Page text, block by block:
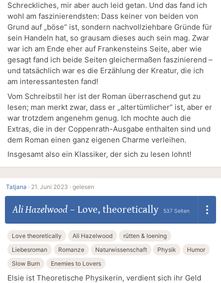
Schreckliches, mir aber auch leid getan. Und das fand ich
wohl am faszinierendsten: Dass keiner von beiden von
Grund auf „böse“ ist, sondern nachvollziehbare Gründe für
sein Handeln hat, so grausam dieses auch sein mag. Zwar
war ich am Ende eher auf Frankensteins Seite, aber wie
gesagt fand ich beide Seiten gleichermaßen faszinierend –
und tatsächlich war es die Erzählung der Kreatur, die ich
am interessantesten fand!
Vom Schreibstil her ist der Roman überraschend gut zu
lesen; man merkt zwar, dass er „altertümlicher“ ist, aber er
war trotzdem angenehm genug. Ich mochte auch die
Extras, die in der Coppenrath-Ausgabe enthalten sind und
dem Roman einen ganz eigenen Charme verleihen.
Insgesamt also ein Klassiker, der sich zu lesen lohnt!
Tatjana · 21. Juni 2023 · gelesen
Ali Hazelwood– Love, theoretically 537 Seiten
Love theoretically Ali Hazelwood
rütten & loening
Liebesroman
Romanze Naturwissenschaft Physik
Humor
Slow Burn
Enemies to Lovers
Elsie ist Theoretische Physikerin, verdient sich ihr Geld